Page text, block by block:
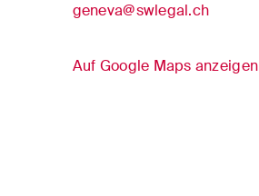
geneva@swlegal.ch
Auf Google Maps anzeigen